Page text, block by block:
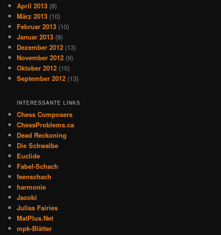
April 2013 (8)
März 2013 (10)
Februar 2013 (10)
Januar 2013 (9)
Dezember 2012 (13)
November 2012 (9)
Oktober 2012 (10)
September 2012 (13)
INTERESSANTE LINKS
Chess Composers
ChessProblems.ca
Dead Reckoning
Die Schwalbe
Euclide
Fabel-Schach
feenschach
harmonie
Jacobi
Julias Fairies
MatPlus.Net
mpk-Blätter